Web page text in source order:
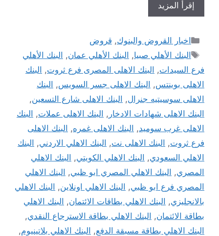
إقرأ المزيد
التصنيفات
اخبار القروض والبنوك, قروض
الوسوم
البنك الأهلي صبيا, البنك الأهلي عمان, البنك الأهلي
فرع السيدات, البنك الاهلى المصرى فرع ثروت, البنك
الاهلى بوينتس, البنك الاهلى جسر السويس, البنك
الاهلى سوسيتيه جنرال, البنك الاهلى شارع التسعين,
البنك الاهلى شهادات الادخار , البنك الاهلى عملات, البنك
الاهلى غرب سوميد, البنك الاهلى غمره, البنك الاهلى
فرع ثروت, البنك الاهلى نت, البنك الاهلي الاردني, البنك
الاهلي السعودي, البنك الاهلي الكويتي, البنك الاهلي
المصري, البنك الاهلي المصري ابو ظبي, البنك الاهلي
المصري فرع ابو ظبي, البنك الاهلي اونلاين, البنك الاهلي
بالانجليزي, البنك الاهلي بطاقات الائتمان, البنك الاهلي
بطاقة الائتمان, البنك الاهلي بطاقة الاسترجاع النقدي,
البنك الاهلي بطاقة مسبقة الدفع, البنك الاهلي بلاتينيوم,